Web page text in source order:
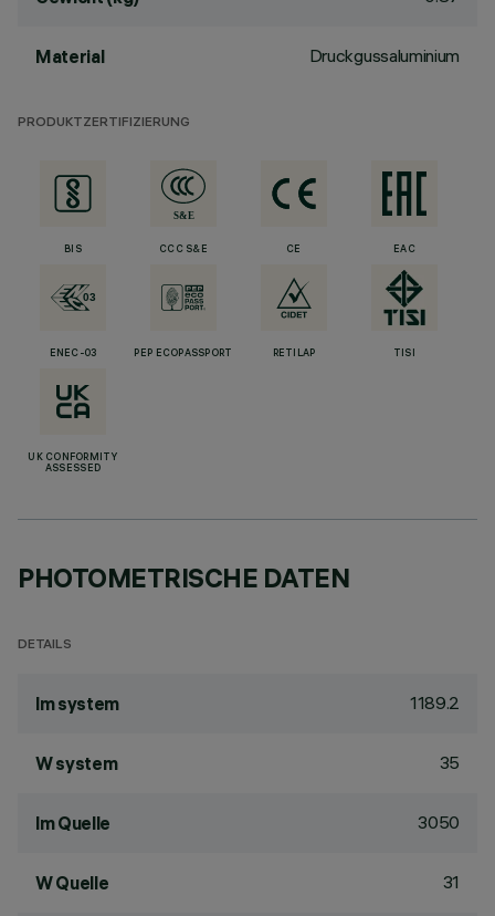
Material Druckgussaluminium
PRODUKTZERTIFIZIERUNG
BIS CCC S&E CE EAC
ENEC-03 PEP ECOPASSPORT RETILAP TISI
UK CONFORMITY
ASSESSED
PHOTOMETRISCHE DATEN
DETAILS
lm system 1189.2
W system 35
lm Quelle 3050
W Quelle 31